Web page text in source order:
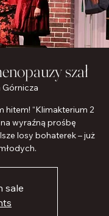
szał
hitem! “Klimakterium 2
wyraźną prośbę
losy bohaterek – już
sale